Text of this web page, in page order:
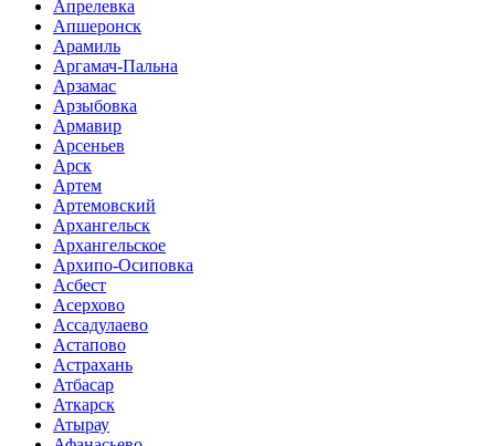
Апрелевка
Апшеронск
Арамиль
Аргамач-Пальна
Арзамас
Арзыбовка
Армавир
Арсеньев
Арск
Артем
Артемовский
Архангельск
Архангельское
Архипо-Осиповка
Асбест
Асерхово
Ассадулаево
Астапово
Астрахань
Атбасар
Аткарск
Атырау